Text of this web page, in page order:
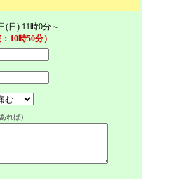
(日) 11時0分～
：10時50分）
れば）